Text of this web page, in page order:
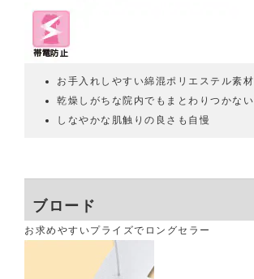
お手入れしやすい綿混ポリエステル素材
乾燥しがちな院内でもまとわりつかない
しなやかな肌触りの良さも自慢
ブロード
お求めやすいプライズでロングセラー